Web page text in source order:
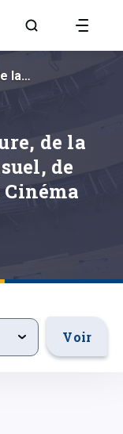
Aller à la page
de la
de
la…
Voir